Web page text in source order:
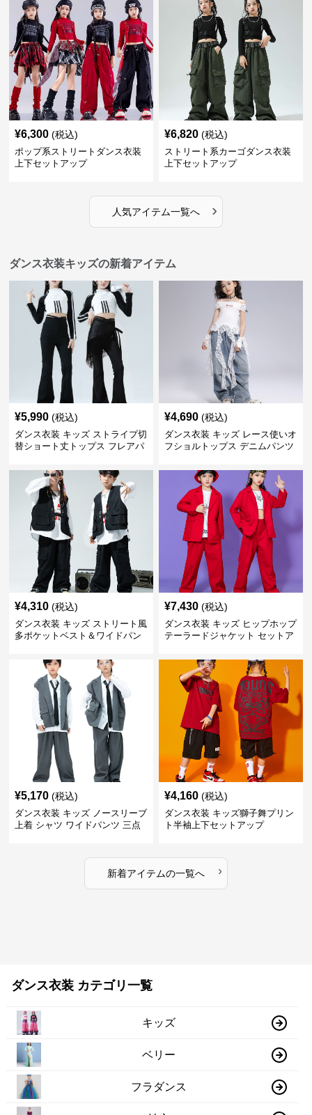
¥6,300 (税込)
ポップ系ストリートダンス衣装
上下セットアップ
¥6,820 (税込)
ストリート系カーゴダンス衣装
上下セットアップ
人気アイテム一覧へ ›
ダンス衣装キッズの新着アイテム
¥5,990 (税込)
ダンス衣装 キッズ ストライプ切
替ショート丈トップス フレアパ
¥4,690 (税込)
ダンス衣装 キッズ レース使いオ
フショルトップス デニムパンツ
¥4,310 (税込)
ダンス衣装 キッズ ストリート風
多ポケットベスト＆ワイドパン
¥7,430 (税込)
ダンス衣装 キッズ ヒップホップ
テーラードジャケット セットア
¥5,170 (税込)
ダンス衣装 キッズ ノースリーブ
上着 シャツ ワイドパンツ 三点
¥4,160 (税込)
ダンス衣装 キッズ獅子舞プリン
ト半袖上下セットアップ
新着アイテムの一覧へ ›
ダンス衣装 カテゴリ一覧
キッズ
ベリー
フラダンス